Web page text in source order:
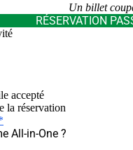
Un billet
RÉSERVATION
accepté
la réservation
All-in-One ?